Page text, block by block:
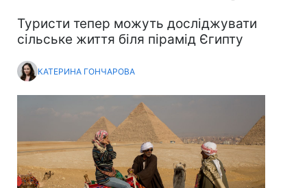
Туристи тепер можуть досліджувати
сільське життя біля пірамід Єгипту
КАТЕРИНА ГОНЧАРОВА